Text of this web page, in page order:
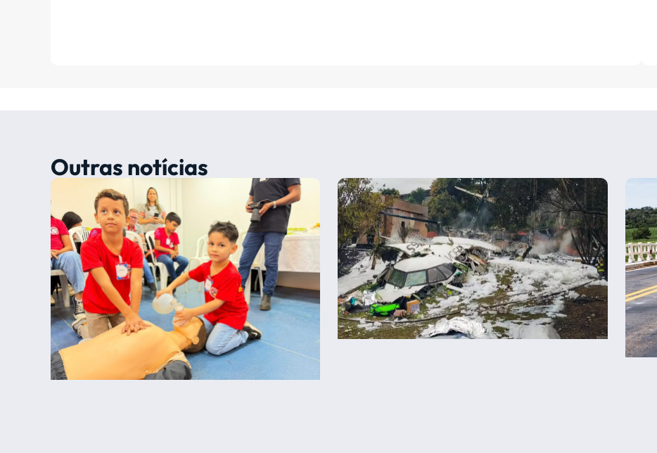
Outras notícias